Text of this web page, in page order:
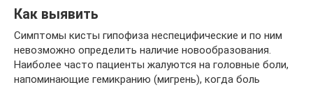
Как выявить
Симптомы кисты гипофиза неспецифические и по ним
невозможно определить наличие новообразования.
Наиболее часто пациенты жалуются на головные боли,
напоминающие гемикранию (мигрень), когда боль